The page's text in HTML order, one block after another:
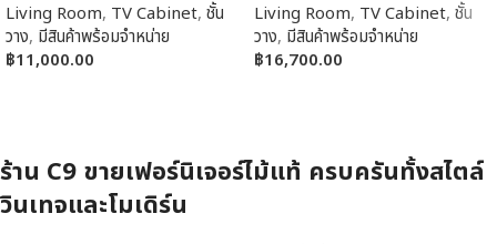
Living Room, TV Cabinet, ชั้น
วาง, มีสินค้าพร้อมจำหน่าย
฿11,000.00
Living Room, TV Cabinet, ชั้น
วาง, มีสินค้าพร้อมจำหน่าย
฿16,700.00
ร้าน C9 ขายเฟอร์นิเจอร์ไม้แท้ ครบครันทั้งสไตล์
วินเทจและโมเดิร์น